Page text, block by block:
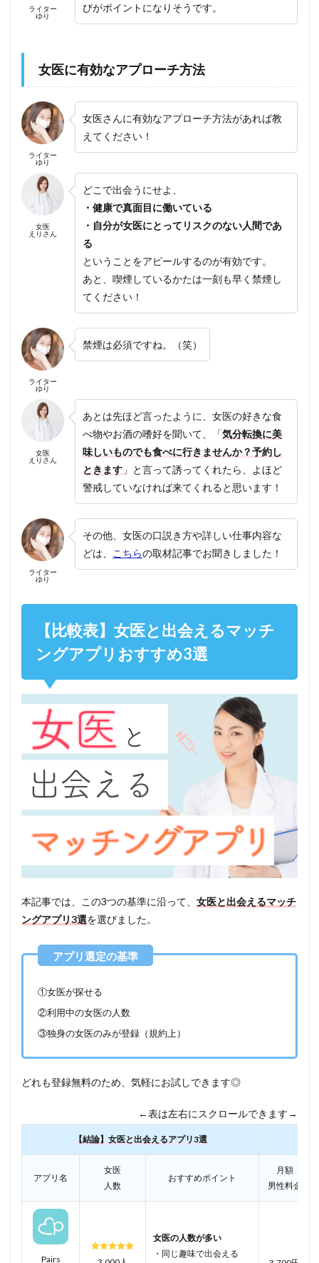
ライター
ゆり
びがポイントになりそうです。
女医に有効なアプローチ方法
ライター
ゆり
女医さんに有効なアプローチ方法があれば教
えてください！
女医
えりさん
どこで出会うにせよ、
・健康で真面目に働いている
・自分が女医にとってリスクのない人間であ
る
ということをアピールするのが有効です。
あと、喫煙しているかたは一刻も早く禁煙し
てください！
ライター
ゆり
禁煙は必須ですね。（笑）
女医
えりさん
あとは先ほど言ったように、女医の好きな食
べ物やお酒の嗜好を聞いて、「気分転換に美
味しいものでも食べに行きませんか？予約し
ときます 」と言って誘ってくれたら、よほど
警戒していなければ来てくれると思います！
ライター
ゆり
その他、女医の口説き方や詳しい仕事内容な
どは、
こちらの取材記事でお聞きしました！
【比較表】女医と出会えるマッチ
ングアプリおすすめ3選
本記事では、この3つの基準に沿って、 女医と出会えるマッチ
ングアプリ3選を選びました。
①女医が探せる
②利用中の女医の人数
③独身の女医のみが登録（規約上）
どれも登録無料のため、気軽にお試しできます◎
←表は左右にスクロールできます→
【結論】女医と出会えるアプリ3選
アプリ名
女医
人数
おすすめポイント
月額
男性料金
Pairs
女医の人数が多い
・同じ趣味で出会える